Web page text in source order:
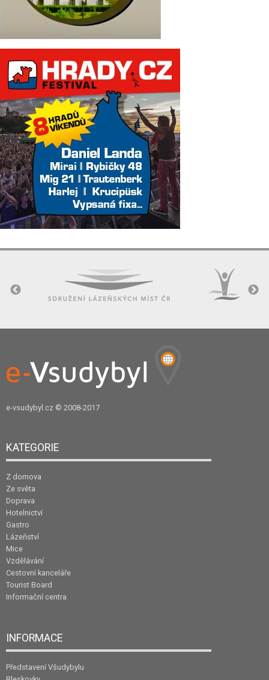
e-vsudybyl.cz © 2008-2017
KATEGORIE
Z domova
Ze světa
Doprava
Hotelnictví
Gastro
Lázeňství
Mice
Vzdělávání
Cestovní kanceláře
Tourist Board
Informační centra
INFORMACE
Představení Všudybylu